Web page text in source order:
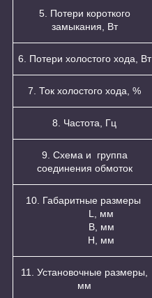
5. Потери короткого
замыкания, Вт
6. Потери холостого хода, Вт
7. Ток холостого хода, %
8. Частота, Гц
9. Схема и группа
соединения обмоток
10. Габаритные размеры
L, мм
B, мм
H, мм
11. Установочные размеры,
мм